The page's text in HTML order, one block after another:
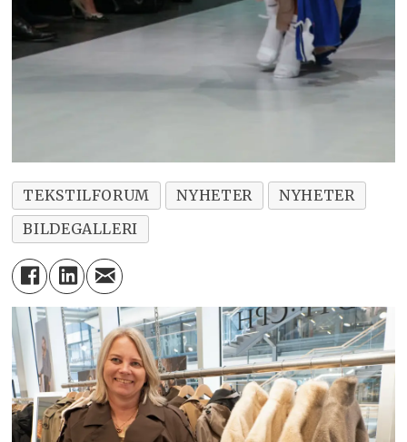
TEKSTILFORUM NYHETER
NYHETER
BILDEGALLERI